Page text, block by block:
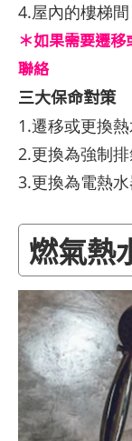
4.屋內的樓梯間
＊如果需要遷
聯絡
三大保命對策
1.遷移或更換
2.更換為強制
3.更換為電熱
燃氣熱